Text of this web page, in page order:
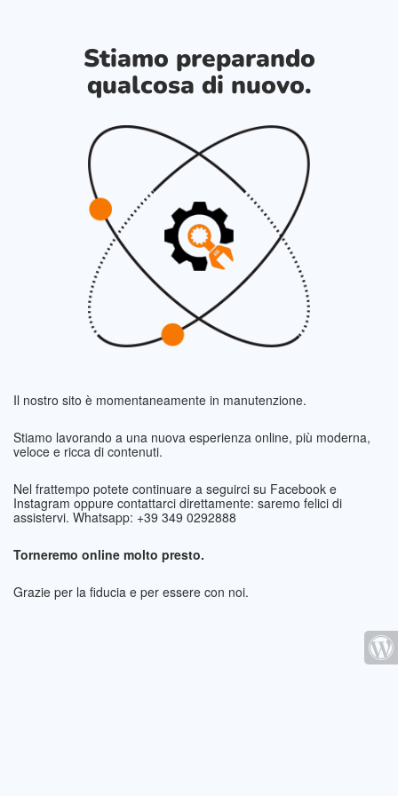
Stiamo preparando
qualcosa di nuovo.
Il nostro sito è momentaneamente in manutenzione.
Stiamo lavorando a una nuova esperienza online, più moderna,
veloce e ricca di contenuti.
Nel frattempo potete continuare a seguirci su Facebook e
Instagram oppure contattarci direttamente: saremo felici di
assistervi. Whatsapp: +39 349 0292888
Torneremo online molto presto.
Grazie per la fiducia e per essere con noi.